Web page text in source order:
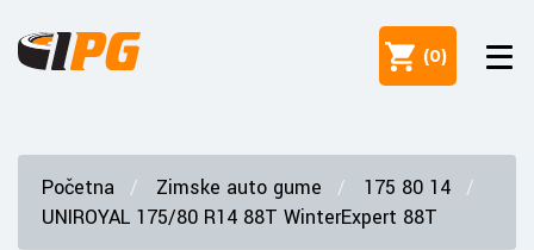
(0)
Početna Zimske auto gume
175 80 14
UNIROYAL 175/80 R14 88T WinterExpert 88T